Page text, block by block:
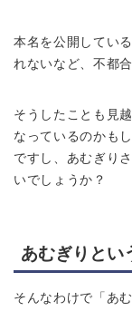
本名を公開してい
れないなど、不都
そうしたことも見
なっているのかも
ですし、あむぎり
いでしょうか？
あむぎりとい
そんなわけで「あ